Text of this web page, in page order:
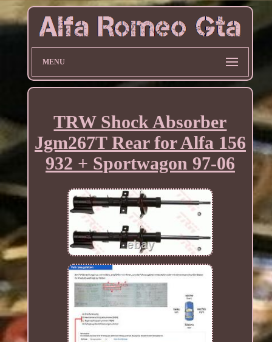
MENU
TRW Shock Absorber
Jgm267T Rear for Alfa 156
932 + Sportwagon 97-06